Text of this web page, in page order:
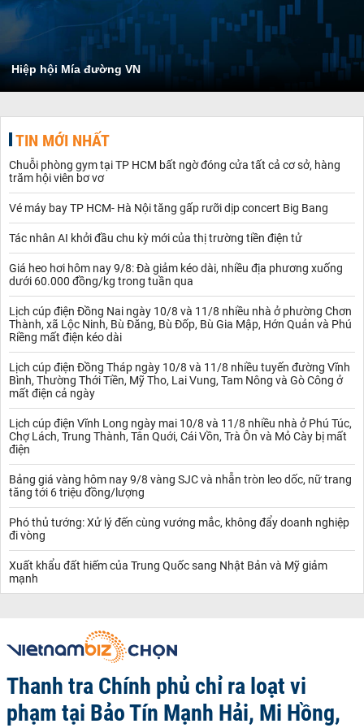
Hiệp hội Mía đường VN
TIN MỚI NHẤT
Chuỗi phòng gym tại TP HCM bất ngờ đóng cửa tất cả cơ sở, hàng
trăm hội viên bơ vơ
Vé máy bay TP HCM- Hà Nội tăng gấp rưỡi dịp concert Big Bang
Tác nhân AI khởi đầu chu kỳ mới của thị trường tiền điện tử
Giá heo hơi hôm nay 9/8: Đà giảm kéo dài, nhiều địa phương xuống
dưới 60.000 đồng/kg trong tuần qua
Lịch cúp điện Đồng Nai ngày 10/8 và 11/8 nhiều nhà ở phường Chơn
Thành, xã Lộc Ninh, Bù Đăng, Bù Đốp, Bù Gia Mập, Hớn Quản và Phú
Riềng mất điện kéo dài
Lịch cúp điện Đồng Tháp ngày 10/8 và 11/8 nhiều tuyến đường Vĩnh
Bình, Thường Thới Tiền, Mỹ Tho, Lai Vung, Tam Nông và Gò Công ở
mất điện cả ngày
Lịch cúp điện Vĩnh Long ngày mai 10/8 và 11/8 nhiều nhà ở Phú Túc,
Chợ Lách, Trung Thành, Tân Quới, Cái Vồn, Trà Ôn và Mỏ Cày bị mất
điện
Bảng giá vàng hôm nay 9/8 vàng SJC và nhẫn tròn leo dốc, nữ trang
tăng tới 6 triệu đồng/lượng
Phó thủ tướng: Xử lý đến cùng vướng mắc, không đẩy doanh nghiệp
đi vòng
Xuất khẩu đất hiếm của Trung Quốc sang Nhật Bản và Mỹ giảm
mạnh
Thanh tra Chính phủ chỉ ra loạt vi
phạm tại Bảo Tín Mạnh Hải, Mi Hồng,